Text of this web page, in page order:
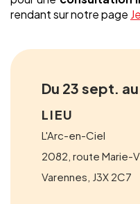
rendant sur notre page
Du 23 sept. au
LIEU
L'Arc-en-Ciel
2082, route Marie-
Varennes J3X 2C7